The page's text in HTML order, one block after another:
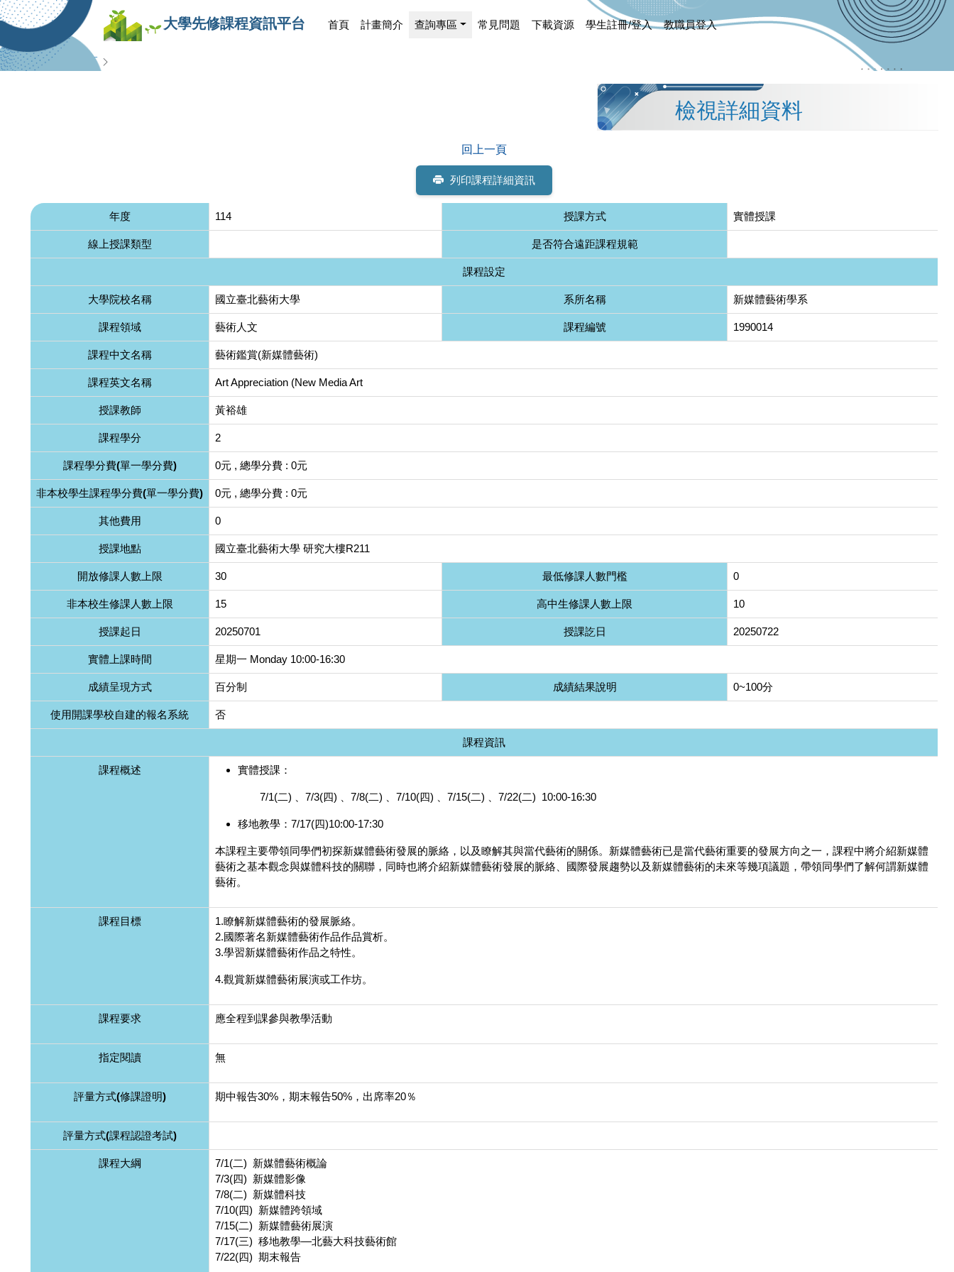
大學先修課程資訊平台 首頁 計畫簡介 查詢專區 常見問題 下載資源 學生註冊/登入 教職員登入
查詢專區
檢視詳細資料
回上一頁
列印課程詳細資訊
年度 114 授課方式 實體授課
線上授課類型 是否符合遠距課程規範
課程設定
大學院校名稱 國立臺北藝術大學 系所名稱 新媒體藝術學系
課程領域 藝術人文 課程編號 1990014
課程中文名稱 藝術鑑賞(新媒體藝術)
課程英文名稱 Art Appreciation (New Media Art
授課教師 黃裕雄
課程學分 2
課程學分費(單一學分費) 0元 , 總學分費 : 0元
非本校學生課程學分費(單一學分費) 0元 , 總學分費 : 0元
其他費用 0
授課地點 國立臺北藝術大學 研究大樓R211
開放修課人數上限 30 最低修課人數門檻 0
非本校生修課人數上限 15 高中生修課人數上限 10
授課起日 20250701 授課訖日 20250722
實體上課時間 星期一 Monday 10:00-16:30
成績呈現方式 百分制 成績結果說明 0~100分
使用開課學校自建的報名系統 否
課程資訊
課程概述 實體授課：
7/1(二) 、7/3(四) 、7/8(二) 、7/10(四) 、7/15(二) 、7/22(二) 10:00-16:30
移地教學：7/17(四)10:00-17:30
本課程主要帶領同學們初探新媒體藝術發展的脈絡，以及瞭解其與當代藝術的關係。新媒體藝術已是當代藝術重要的發展方向之一，課程中將介紹新媒體
藝術之基本觀念與媒體科技的關聯，同時也將介紹新媒體藝術發展的脈絡、國際發展趨勢以及新媒體藝術的未來等幾項議題，帶領同學們了解何謂新媒體
藝術。
課程目標
1.瞭解新媒體藝術的發展脈絡。
2.國際著名新媒體藝術作品作品賞析。
3.學習新媒體藝術作品之特性。
4.觀賞新媒體藝術展演或工作坊。
課程要求 應全程到課參與教學活動
指定閱讀 無
評量方式(修課證明) 期中報告30%，期末報告50%，出席率20％
評量方式(課程認證考試)
課程大綱
7/1(二) 新媒體藝術概論
7/3(四) 新媒體影像
7/8(二) 新媒體科技
7/10(四) 新媒體跨領域
7/15(二) 新媒體藝術展演
7/17(三) 移地教學—北藝大科技藝術館
7/22(四) 期末報告